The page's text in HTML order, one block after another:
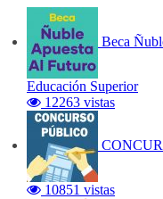
Beca
Educación Superior
12263 vistas
10851 vistas